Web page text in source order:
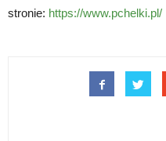
stronie: https://www.pchelki.pl/